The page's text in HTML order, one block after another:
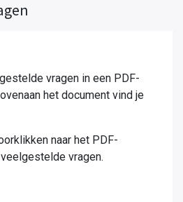
vragen in een PDF-
het document vind je
naar het PDF-
vragen.